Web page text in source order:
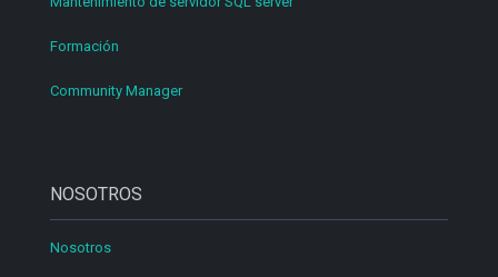
Formación
Community Manager
NOSOTROS
Nosotros